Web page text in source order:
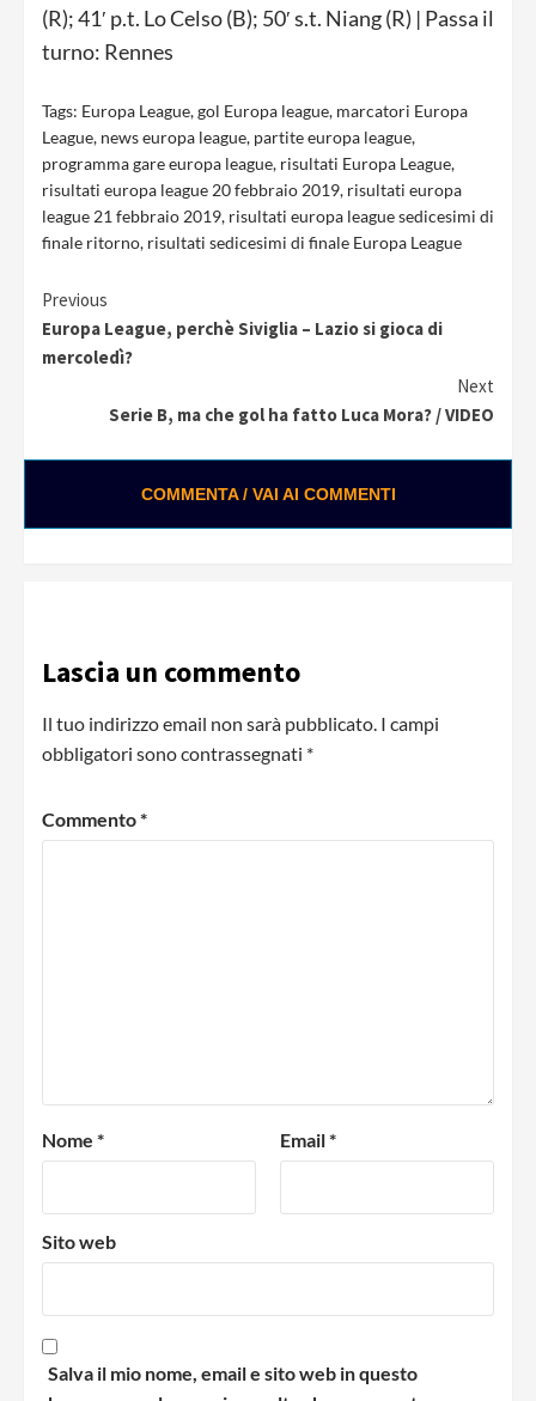
(R); 41′ p.t. Lo Celso (B); 50′ s.t. Niang (R) | Passa il
turno: Rennes
Tags: Europa League,gol Europa league, marcatori Europa
League, news europa league, partite europa league,
programma gare europa league, risultati Europa League,
risultati europa league 20 febbraio 2019, risultati europa
league 21 febbraio 2019, risultati europa league sedicesimi di
finale ritorno, risultati sedicesimi di finale Europa League
Continue
Reading
Previous
Europa League, perchè Siviglia – Lazio si gioca di
mercoledì?
Next
Serie B, ma che gol ha fatto Luca Mora? / VIDEO
COMMENTA / VAI AI COMMENTI
Lascia un commento
Il tuo indirizzo email non sarà pubblicato. I campi
obbligatori sono contrassegnati *
Commento*
Nome * Email*
Sito web
Salva il mio nome, email e sito web in questo